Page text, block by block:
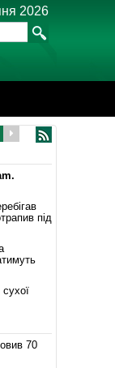
2026
під
70